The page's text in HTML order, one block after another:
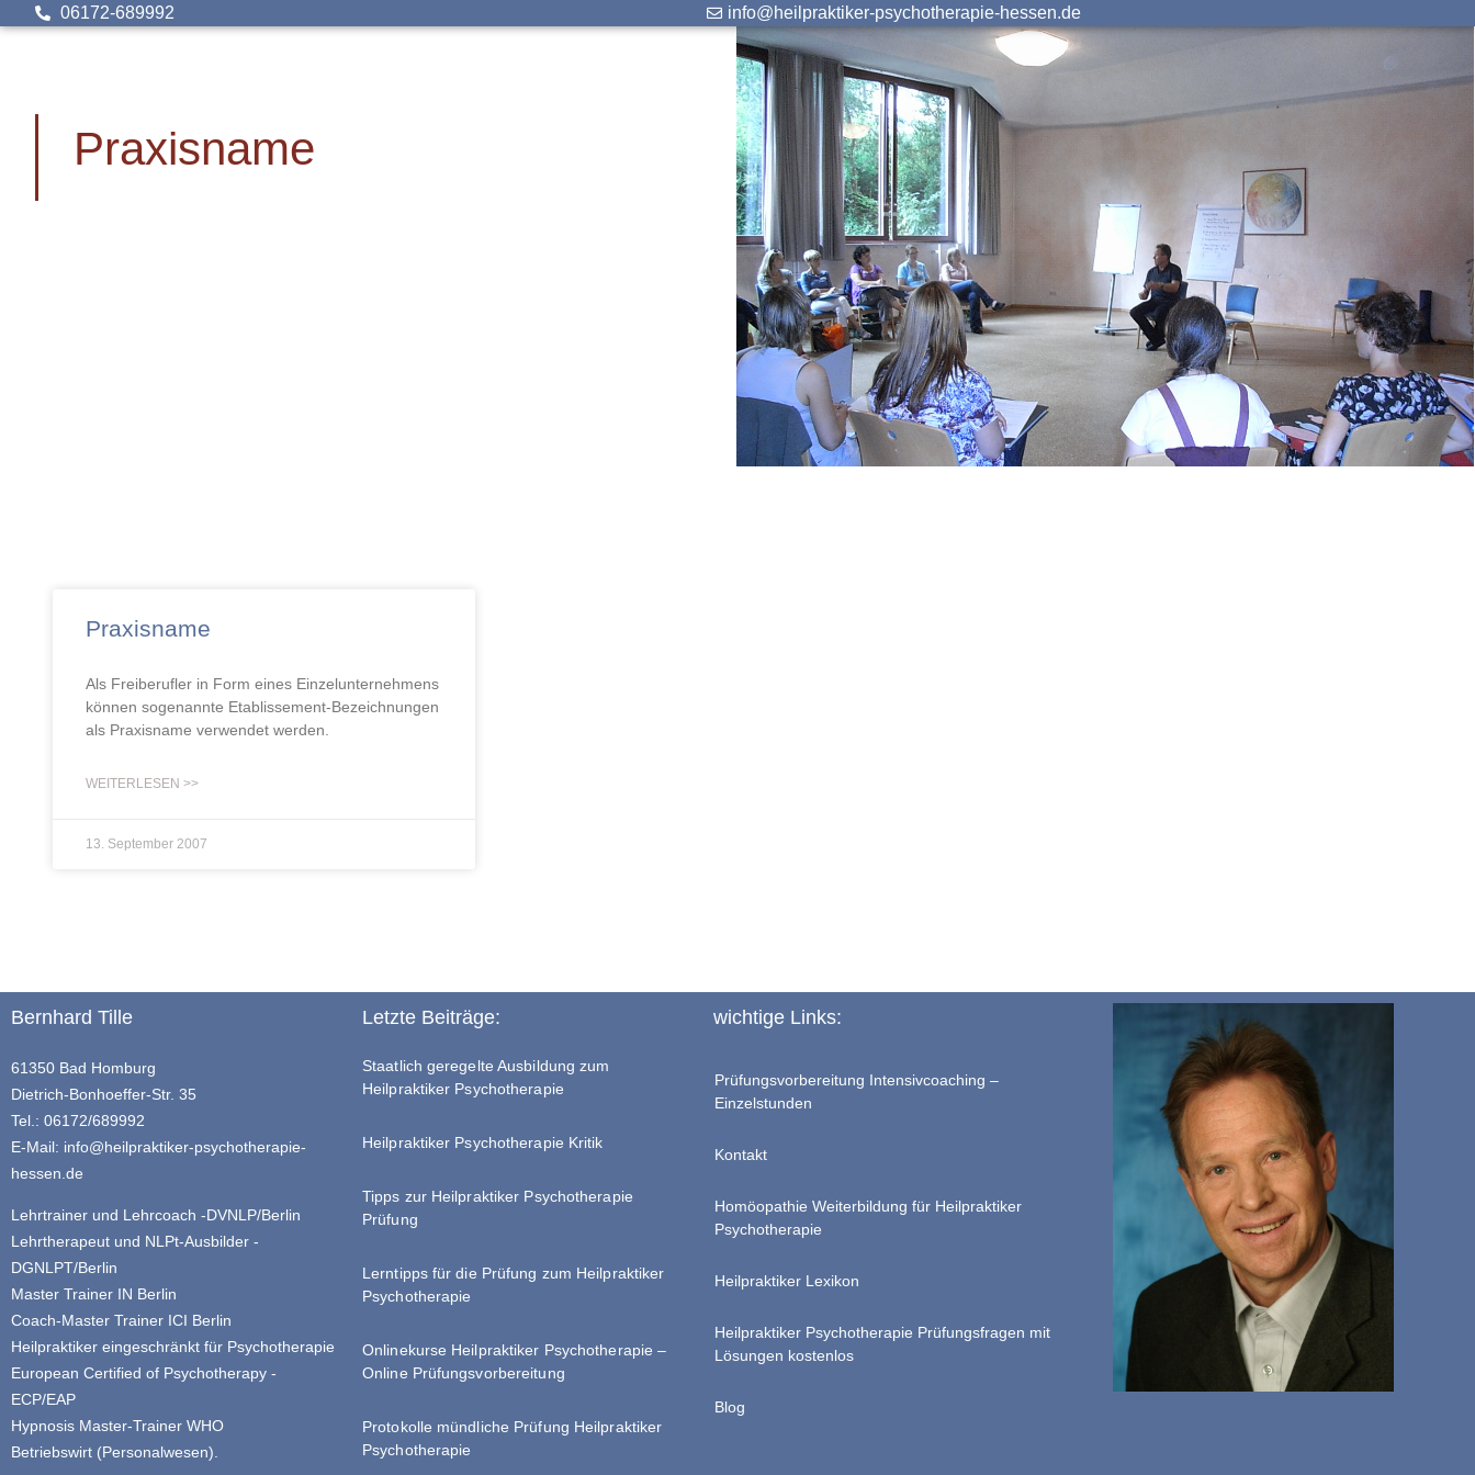
06172-689992 info@heilpraktiker-psychotherapie-hessen.de
Praxisname
Praxisname
Als Freiberufler in Form eines Einzelunternehmens
können sogenannte Etablissement-Bezeichnungen
als Praxisname verwendet werden.
WEITERLESEN >>
13. September 2007
Bernhard Tille
61350 Bad Homburg
Dietrich-Bonhoeffer-Str. 35
Tel.: 06172/689992
E-Mail: info@heilpraktiker-psychotherapie-
hessen.de
Lehrtrainer und Lehrcoach -DVNLP/Berlin
Lehrtherapeut und NLPt-Ausbilder -
DGNLPT/Berlin
Master Trainer IN Berlin
Coach-Master Trainer ICI Berlin
Heilpraktiker eingeschränkt für Psychotherapie
European Certified of Psychotherapy -
ECP/EAP
Hypnosis Master-Trainer WHO
Betriebswirt (Personalwesen).
Letzte Beiträge:
Staatlich geregelte Ausbildung zum
Heilpraktiker Psychotherapie
Heilpraktiker Psychotherapie Kritik
Tipps zur Heilpraktiker Psychotherapie
Prüfung
Lerntipps für die Prüfung zum Heilpraktiker
Psychotherapie
Onlinekurse Heilpraktiker Psychotherapie –
Online Prüfungsvorbereitung
Protokolle mündliche Prüfung Heilpraktiker
Psychotherapie
wichtige Links:
Prüfungsvorbereitung Intensivcoaching –
Einzelstunden
Kontakt
Homöopathie Weiterbildung für Heilpraktiker
Psychotherapie
Heilpraktiker Lexikon
Heilpraktiker Psychotherapie Prüfungsfragen mit
Lösungen kostenlos
Blog